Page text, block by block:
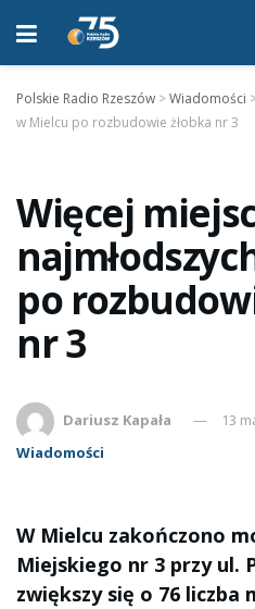
Polskie Radio Rzeszów >Wiadomości
w Mielcu po rozbudowie żłobka nr 3
Więcej
po
nr 3
Dariusz Kapała
13
Wiadomości
W Mielcu zakończono
Miejskiego nr 3 przy ul.
zwiększy się o 76 liczba